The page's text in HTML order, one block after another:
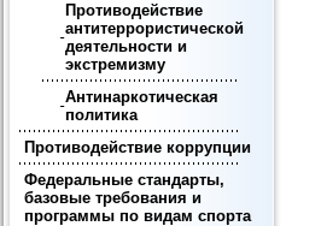
Противодействие
антитеррористической
деятельности и
экстремизму
Антинаркотическая
политика
Противодействие коррупции
Федеральные стандарты,
базовые требования и
программы по видам спорта